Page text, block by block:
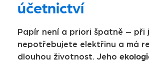
účetnictví
Papír není a priori špatně – při
nepotřebujete elektřinu a má
dlouhou životnost. Jeho